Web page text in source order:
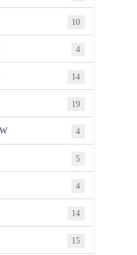
10
4
14
19
4
5
4
14
15